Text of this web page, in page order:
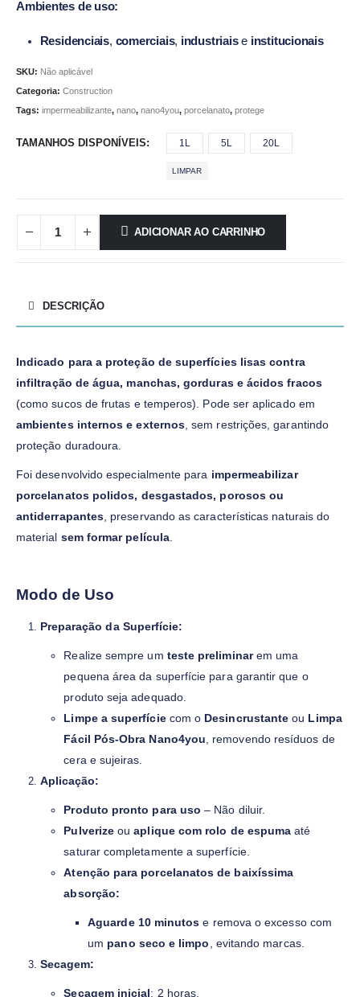
Ambientes de uso:
Residenciais, comerciais, industriaise institucionais
SKU: Não aplicável
Categoria: Construction
Tags: impermeabilizante, nano, nano4you, porcelanato, protege
TAMANHOS DISPONÍVEIS 1L 5L 20L
LIMPAR
ADICIONAR AO CARRINHO
DESCRIÇÃO
Indicado para a proteção de superfícies lisas contra
infiltração de água, manchas, gorduras e ácidos fracos
(como sucos de frutas e temperos). Pode ser aplicado em
ambientes internos e externos , sem restrições, garantindo
proteção duradoura.
Foi desenvolvido especialmente para impermeabilizar
porcelanatos polidos, desgastados, porosos ou
antiderrapantes , preservando as características naturais do
material sem formar película.
Modo de Uso
Preparação da Superfície:
Realize sempre um teste preliminarem uma
pequena área da superfície para garantir que o
produto seja adequado.
Limpe a superfíciecom o Desincrustante ou Limpa
Fácil Pós-Obra Nano4you , removendo resíduos de
cera e sujeiras.
Aplicação:
Produto pronto para uso – Não diluir.
Pulverize ouaplique com rolo de espuma até
saturar completamente a superfície.
Atenção para porcelanatos de baixíssima
absorção:
Aguarde 10 minutos e remova o excesso com
um pano seco e limpo , evitando marcas.
Secagem:
Secagem inicial: 2 horas.